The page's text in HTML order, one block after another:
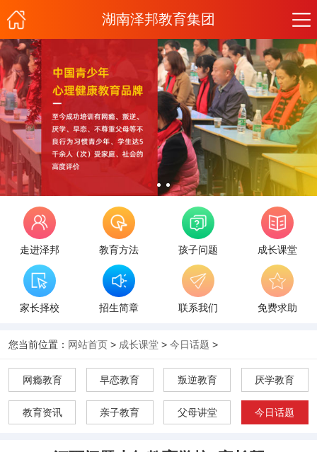
湖南泽邦教育集团
走进泽邦 教育方法 孩子问题 成长课堂
家长择校 招生简章 联系我们 免费求助
您当前位置： 网站首页 > 成长课堂 > 今日话题 >
网瘾教育 早恋教育 叛逆教育 厌学教育
教育资讯 亲子教育 父母讲堂 今日话题